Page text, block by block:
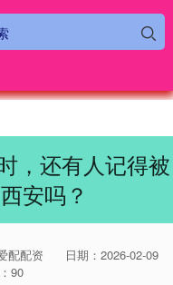
，还有人记得被
安吗？
配配资
日期：2026-02-09
90